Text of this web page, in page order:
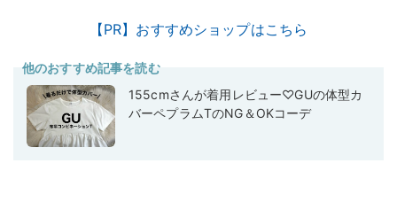
【PR】おすすめショップはこちら
他のおすすめ記事を読む
155cmさんが着用レビュー♡GUの体型カ
バーペプラムTのNG＆OKコーデ